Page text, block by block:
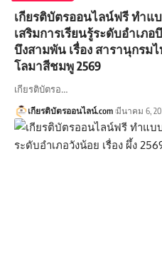
เกียรติบัตรออนไลน์ฟรี ทำ
เสริมการเรียนรู้ระดับอำเภ
บึงสามพัน เรื่อง สารานุกรม
โลมาสีชมพู 2569
เกียรติบัตรอ…
เกียรติบัตรออนไลน์.com มีนาคม 6,